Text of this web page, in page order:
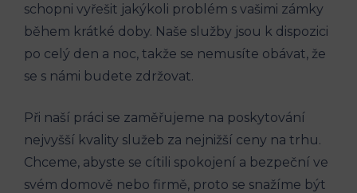
schopni vyřešit jakýkoli problém s vašimi zámky
během krátké doby. Naše služby jsou k dispozici
po celý den a noc, takže se nemusíte obávat, že
se s námi budete zdržovat.
Při naší práci se zaměřujeme na poskytování
nejvyšší kvality služeb za nejnižší ceny na trhu.
Chceme, abyste se cítili spokojení a bezpeční ve
svém domově nebo firmě, proto se snažíme být